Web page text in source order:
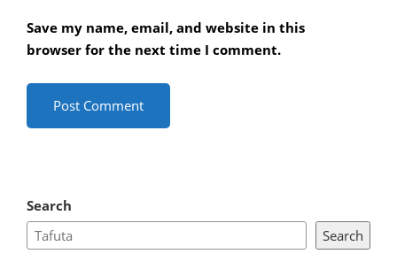
Save my name, email, and website in this
browser for the next time I comment.
Search
Search